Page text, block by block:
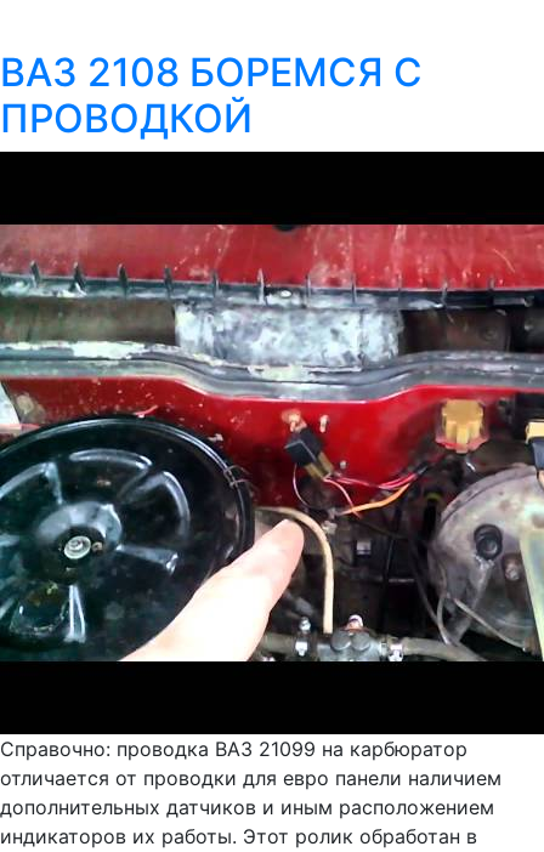
ВАЗ 2108 БОРЕМСЯ С
ПРОВОДКОЙ
Справочно: проводка ВАЗ 21099 на карбюратор
отличается от проводки для евро панели наличием
дополнительных датчиков и иным расположением
индикаторов их работы. Этот ролик обработан в